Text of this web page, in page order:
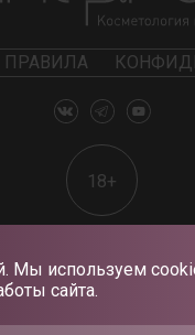
Мы используем
сайта.
ПРАВИЛА
18+